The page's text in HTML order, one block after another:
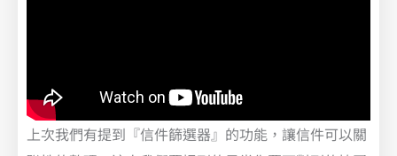
上次我們有提到『信件篩選器』的功能，讓信件可以關